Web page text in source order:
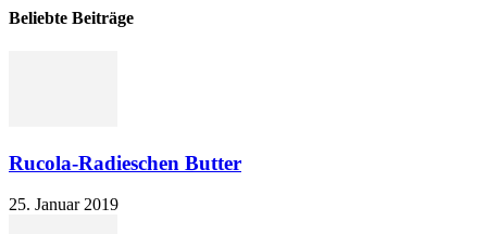
Beliebte Beiträge
Rucola-Radieschen Butter
25. Januar 2019